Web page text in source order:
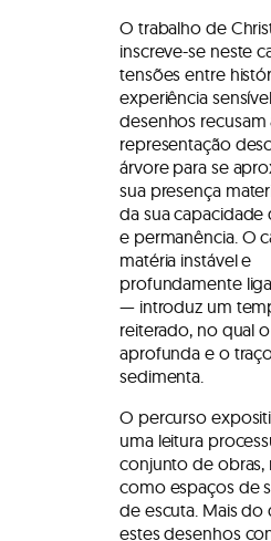
O trabalho de
inscreve-se neste
tensões entre
experiência
desenhos recusam
representação
árvore para se
sua presença
da sua capacidade
e permanência. O
matéria instável e
profundamente
— introduz um
reiterado, no qual
aprofunda e o
sedimenta.
O percurso
uma leitura
conjunto de obras,
como espaços de
de escuta. Mais do
estes desenhos